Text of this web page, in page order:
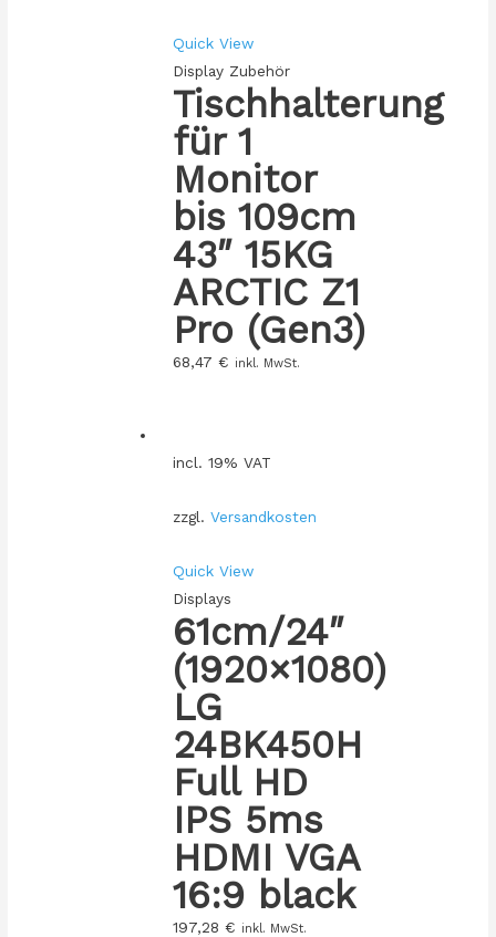
Quick View
Display Zubehör
Tischhalterung
für 1
Monitor
bis 109cm
43″ 15KG
ARCTIC Z1
Pro (Gen3)
68,47 € inkl. MwSt.
incl. 19% VAT
zzgl. Versandkosten
Quick View
Displays
61cm/24″
(1920×1080)
LG
24BK450H
Full HD
IPS 5ms
HDMI VGA
16:9 black
197,28 € inkl. MwSt.